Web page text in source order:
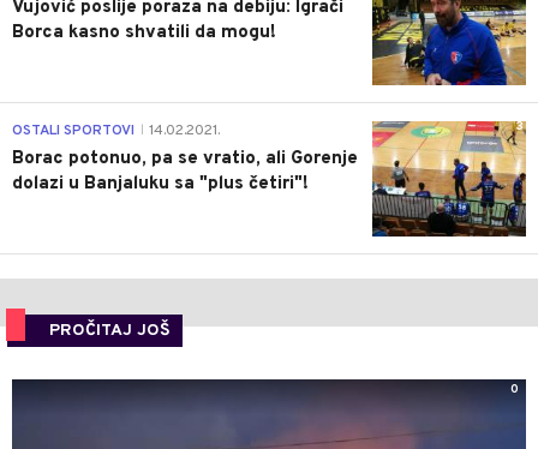
Vujović poslije poraza na debiju: Igrači
Borca kasno shvatili da mogu!
3
OSTALI SPORTOVI 14.02.2021.
Borac potonuo, pa se vratio, ali Gorenje
dolazi u Banjaluku sa "plus četiri"!
PROČITAJ JOŠ
0